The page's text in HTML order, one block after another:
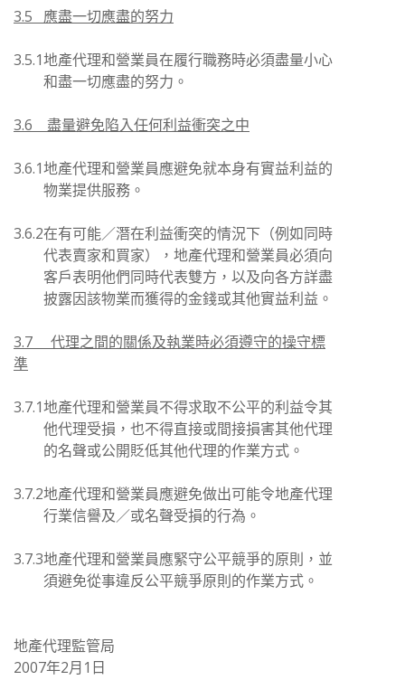
3.5 應盡一切應盡的努力
3.5.1地產代理和營業員在履行職務時必須盡量小心
和盡一切應盡的努力。
3.6 盡量避免陷入任何利益衝突之中
3.6.1地產代理和營業員應避免就本身有實益利益的
物業提供服務。
3.6.2在有可能／潛在利益衝突的情況下（例如同時
代表賣家和買家），地產代理和營業員必須向
客戶表明他們同時代表雙方，以及向各方詳盡
披露因該物業而獲得的金錢或其他實益利益。
3.7 代理之間的關係及執業時必須遵守的操守標
準
3.7.1地產代理和營業員不得求取不公平的利益令其
他代理受損，也不得直接或間接損害其他代理
的名聲或公開貶低其他代理的作業方式。
3.7.2地產代理和營業員應避免做出可能令地產代理
行業信譽及／或名聲受損的行為。
3.7.3地產代理和營業員應緊守公平競爭的原則，並
須避免從事違反公平競爭原則的作業方式。
地產代理監管局
2007年2月1日